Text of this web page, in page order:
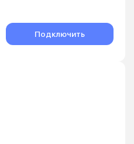
Подключить